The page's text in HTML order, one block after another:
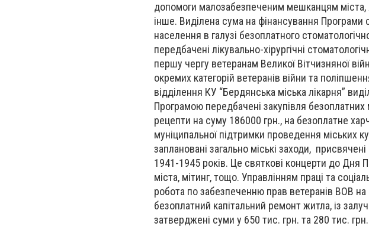
допомоги малозабезпеченим мешканцям міста,
інше. Виділена сума на фінансування Програми
населення в галузі безоплатного
передбачені лікувально-хірургічні
першу чергу ветеранам Великої Вітчизняної
окремих категорій ветеранів війни та
відділення КУ “Бердянська міська лікарня”
Програмою передбачені закупівля безоплатних
рецепти на суму 186000 грн., на безоплатне
муніципальної підтримки проведення міських
заплановані загально міські заходи,
1941-1945 років. Це святкові концерти до Дня
міста, мітинг, тощо. Управлінням праці та
робота по забезпеченню прав ветеранів ВОВ на
безоплатний капітальний ремонт житла, із
затверджені суми у 650 тис. грн. та 280 тис.